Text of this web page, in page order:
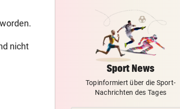
nicht
weiter im Gelben Trikot
KEIN ARSENAL-WECHSEL
Vinicius Jr. verlängert bei
Madrid bis 2032
„VERSTEHE ICH NICHT“
ÖFB-Kicker Wimmer packt
Sport News
Topinformiert über die Sport-
Nachrichten des Tages